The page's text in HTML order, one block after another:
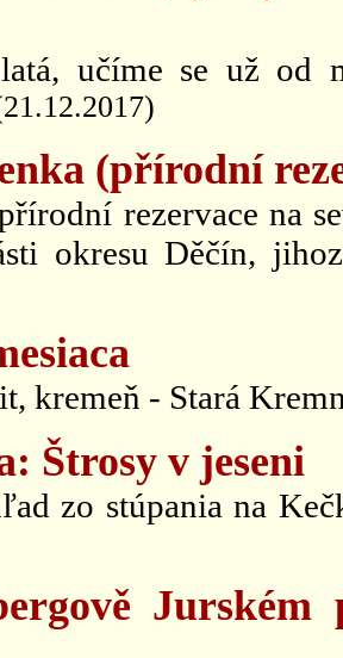
učíme se už od
(přírodní
rezervace na
okresu Děčín,
kremeň - Stará
Štrosy v jeseni
zo stúpania na